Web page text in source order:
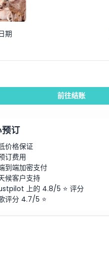
期
前往结账
订
价格保证
订费用
到端加密支付
候客户支持
上的 4.8/5 ⭐ 评分
评分 4.7/5 ⭐